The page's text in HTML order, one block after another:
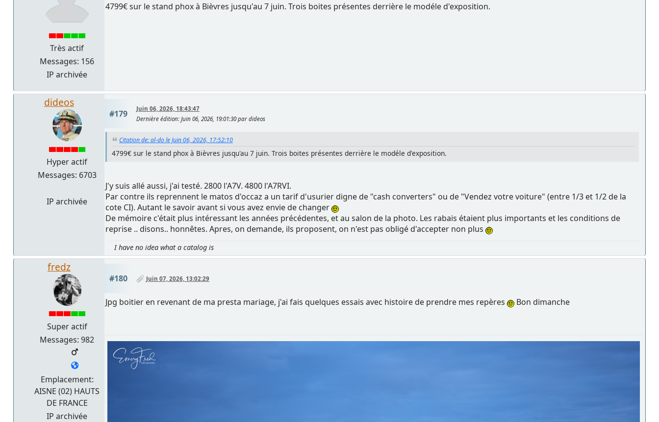
Très actif
Messages: 156
IP archivée
4799€ sur le stand phox à Bièvres jusqu'au 7 juin. Trois boites présentes derrière le modéle d'exposition.
dideos
Hyper actif
Messages: 6703
IP archivée
#179
Juin 06, 2026, 18:43:47
Dernière édition: Juin 06, 2026, 19:01:30 par dideos
Citation de: al-do le Juin 06, 2026, 17:52:10
4799€ sur le stand phox à Bièvres jusqu'au 7 juin. Trois boites présentes derrière le modéle d'exposition.
J'y suis allé aussi, j'ai testé. 2800 l'A7V. 4800 l'A7RVI.
Par contre ils reprennent le matos d'occaz a un tarif d'usurier digne de "cash converters" ou de "Vendez votre voiture" (entre 1/3 et 1/2 de la
cote CI). Autant le savoir avant si vous avez envie de changer
De mémoire c'était plus intéressant les années précédentes, et au salon de la photo. Les rabais étaient plus importants et les conditions de
reprise .. disons.. honnêtes. Apres, on demande, ils proposent, on n'est pas obligé d'accepter non plus
I have no idea what a catalog is
fredz
Super actif
Messages: 982
Emplacement:
AISNE (02) HAUTS
DE FRANCE
IP archivée
#180 Juin 07, 2026, 13:02:29
Jpg boitier en revenant de ma presta mariage, j'ai fais quelques essais avec histoire de prendre mes repères Bon dimanche